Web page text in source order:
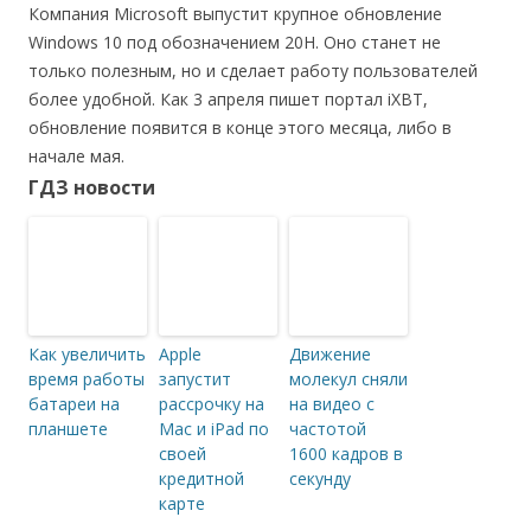
Компания Microsoft выпустит крупное обновление
Windows 10 под обозначением 20H. Оно станет не
только полезным, но и сделает работу пользователей
более удобной. Как 3 апреля пишет портал iXBT,
обновление появится в конце этого месяца, либо в
начале мая.
ГДЗ новости
Как увеличить
время работы
батареи на
планшете
Apple
запустит
рассрочку на
Mac и iPad по
своей
кредитной
карте
Движение
молекул сняли
на видео с
частотой
1600 кадров в
секунду